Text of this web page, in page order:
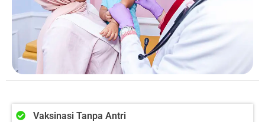
Vaksinasi Tanpa Antri